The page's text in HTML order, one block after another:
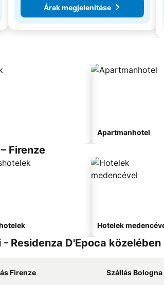
Árak megjelenítése
Apartmanhotel
Firenze
Hotelek
Residenza D'Epoca közelében
Firenze Szállás Bologna